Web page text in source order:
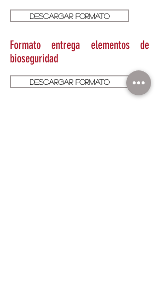
Descargar formato
Formato entrega elementos de
bioseguridad
Descargar formato